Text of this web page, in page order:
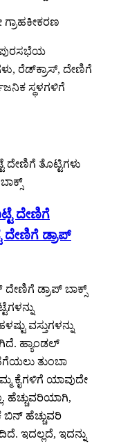
ರೆಡ್‌ಕ್ರಾಸ್, ದೇಣಿಗೆ
ಸ್ಥಳಗಳಿಗೆ
ದೇಣಿಗೆ
ದೇಣಿಗೆ ಡ್ರಾಪ್
ಡ್ರಾಪ್ ಬಾಕ್ಸ್
ವಸ್ತುಗಳನ್ನು
ಹ್ಯಾಂಡಲ್
ತುಂಬಾ
ಕೈಗಳಿಗೆ ಯಾವುದೇ
ಹೆಚ್ಚುವರಿಯಾಗಿ,
ಬಿನ್ ಹೆಚ್ಚುವರಿ
ಇದಲ್ಲದೆ, ಇದನ್ನು